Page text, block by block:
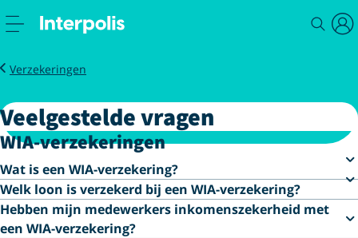
Zakelijk
Veelgestelde vragen
Verzekeringen
WIA-verzekeringen
Veelgestelde vragen
WIA-verzekeringen
Wat is een WIA-verzekering?
Welk loon is verzekerd bij een WIA-verzekering?
Hebben mijn medewerkers inkomenszekerheid met
een WIA-verzekering?